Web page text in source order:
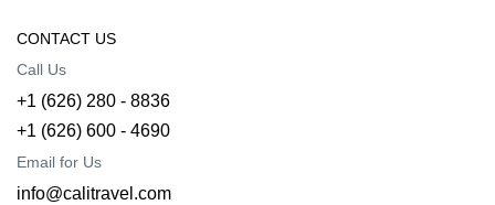
CONTACT US
Call Us
+1 (626) 280 - 8836
+1 (626) 600 - 4690
Email for Us
info@calitravel.com